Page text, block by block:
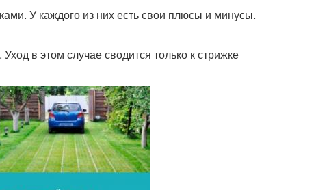
У каждого из них есть свои плюсы и минусы.
в этом случае сводится только к стрижке